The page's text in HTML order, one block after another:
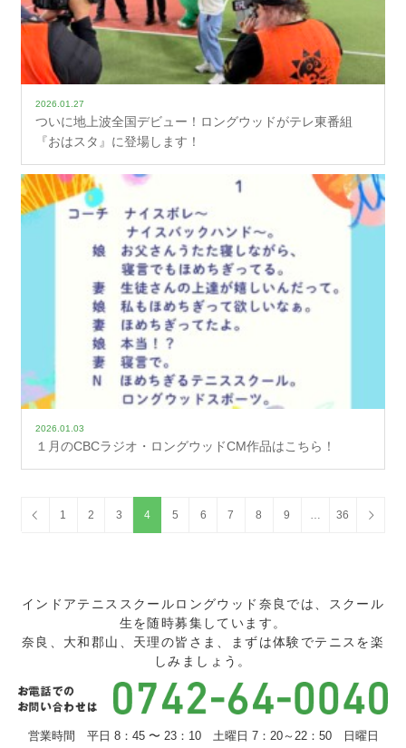
2026.01.27
ついに地上波全国デビュー！ロングウッドがテレ東番組
『おはスタ』に登場します！
2026.01.03
１月のCBCラジオ・ロングウッドCM作品はこちら！
1 2 3 4 5 6 7 8 9 … 36
インドアテニススクールロングウッド奈良では、スクール
生を随時募集しています。
奈良、大和郡山、天理の皆さま、まずは体験でテニスを楽
しみましょう。
営業時間 平日 8：45 〜 23：10 土曜日 7：20～22：50 日曜日